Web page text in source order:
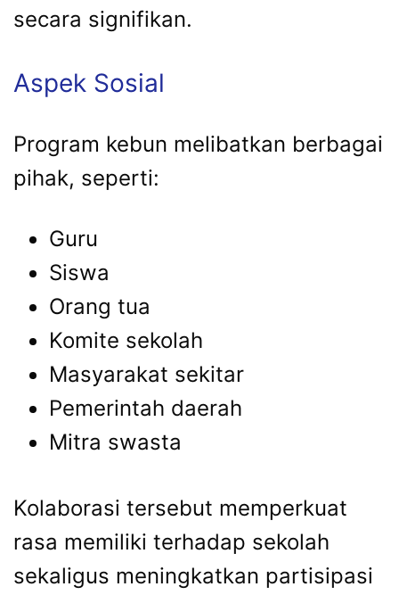
secara signifikan.
Aspek Sosial
Program kebun melibatkan berbagai
pihak, seperti:
Guru
Siswa
Orang tua
Komite sekolah
Masyarakat sekitar
Pemerintah daerah
Mitra swasta
Kolaborasi tersebut memperkuat
rasa memiliki terhadap sekolah
sekaligus meningkatkan partisipasi